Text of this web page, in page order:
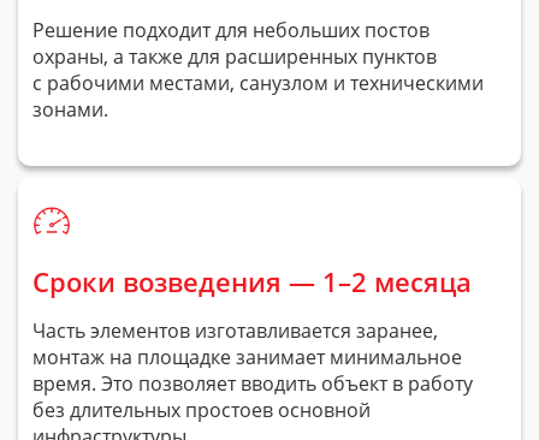
Решение подходит для небольших постов
охраны, а также для расширенных пунктов
с рабочими местами, санузлом и техническими
зонами.
Сроки возведения — 1–2 месяца
Часть элементов изготавливается заранее,
монтаж на площадке занимает минимальное
время. Это позволяет вводить объект в работу
без длительных простоев основной